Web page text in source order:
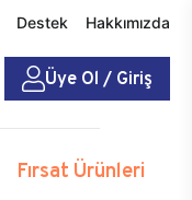
Destek Hakkımızda
Üye Ol / Giriş
Fırsat Ürünleri